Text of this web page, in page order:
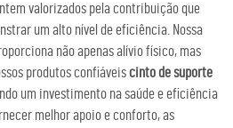
valorizados pela contribuição que
um alto nível de eficiência. Nossa
não apenas alívio físico, mas
produtos confiáveiscinto de suporte
um investimento na saúde e eficiência
melhor apoio e conforto, as